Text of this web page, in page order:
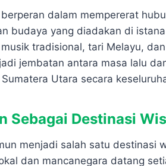
dalam mempererat
budaya yang diadakan di
tradisional, tari Melayu,
jembatan antara masa lalu
Utara secara
Sebagai Destinasi
menjadi salah satu destinasi
dan mancanegara datang